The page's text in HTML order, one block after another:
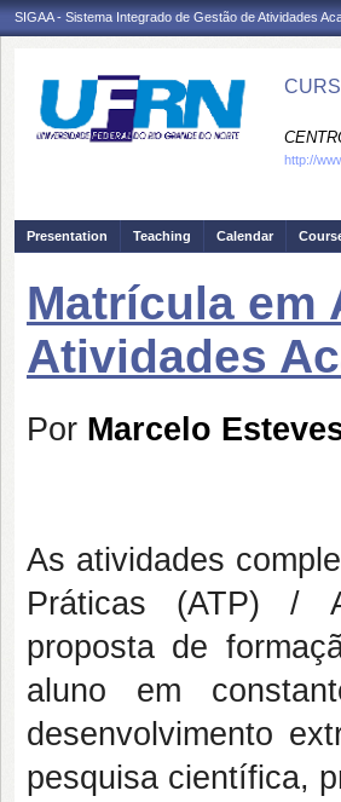
SIGAA - Sistema Integrado de Gestão de Atividades
http://
Presentation Teaching Calendar
Matrícula em
Atividades
Por Marcelo
As atividades
Práticas (ATP) /
proposta de
aluno em
desenvolvimento
pesquisa científica,